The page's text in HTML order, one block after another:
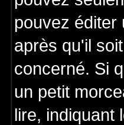
pouvez éditer
après qu'il
concerné. Si
un petit
lire, indiquant